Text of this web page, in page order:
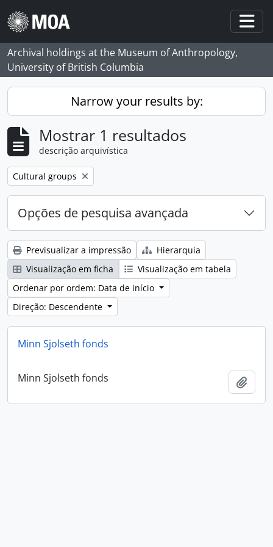
Skip to main content
Archival holdings at the Museum of Anthropology,
University of British Columbia
Narrow your results by:
Mostrar 1 resultados
descrição arquivística
Remove filter:
Cultural groups
Opções de pesquisa avançada
Previsualizar a impressão
Hierarquia
Visualização em ficha
Visualização em tabela
Ordenar por ordem: Data de início
Direção: Descendente
Minn Sjolseth fonds
Minn Sjolseth fonds